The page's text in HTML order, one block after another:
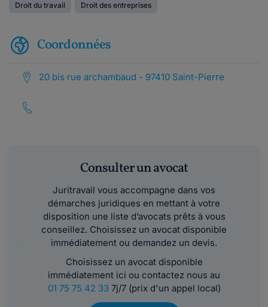
Droit du travail Droit des entreprises
Coordonnées
20 bis rue archambaud - 97410 Saint-Pierre
Consulter un avocat
Juritravail vous accompagne dans vos
démarches juridiques en mettant à votre
disposition une liste d’avocats prêts à vous
conseillez. Choisissez un avocat disponible
immédiatement ou demandez un devis.
Choisissez un avocat disponible
immédiatement ici ou contactez nous au
01 75 75 42 337j/7 (prix d'un appel local)